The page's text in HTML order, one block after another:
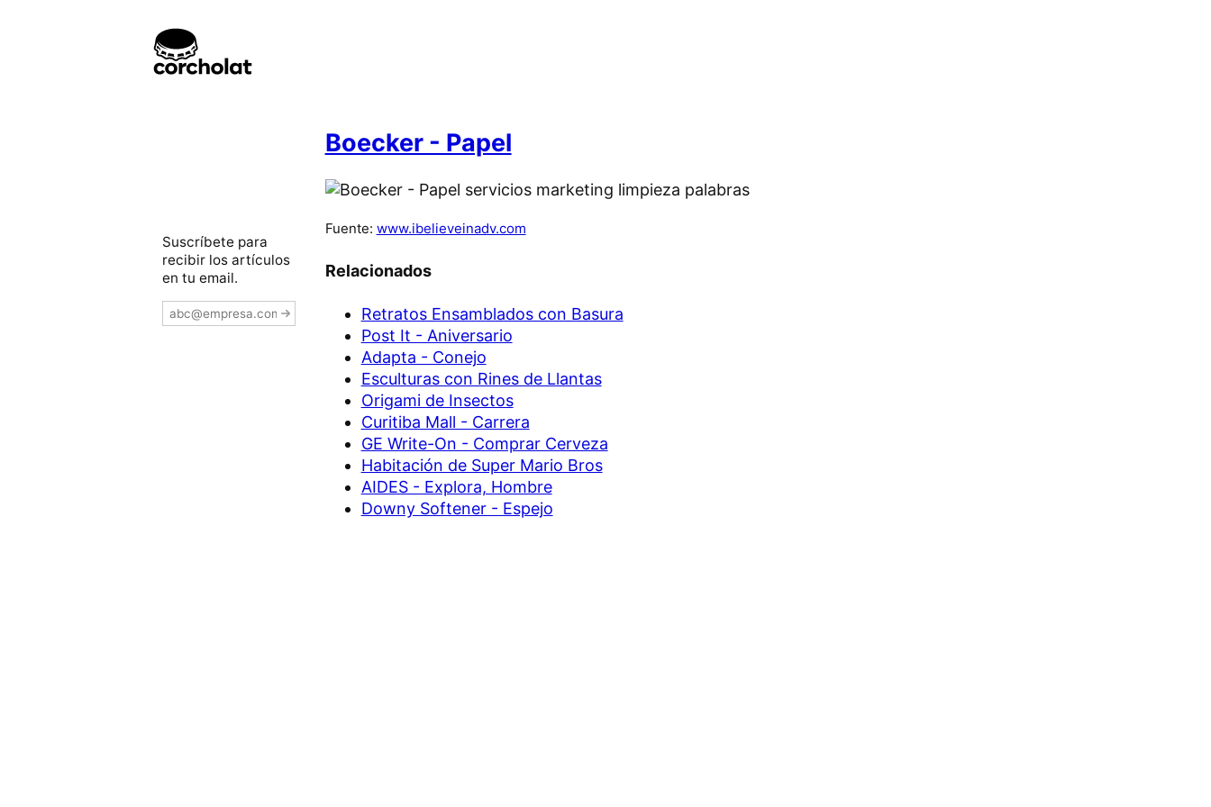
Boecker - Papel
Fuente: www.ibelieveinadv.com
Relacionados
Retratos Ensamblados con Basura
Post It - Aniversario
Adapta - Conejo
Esculturas con Rines de Llantas
Origami de Insectos
Curitiba Mall - Carrera
GE Write-On - Comprar Cerveza
Habitación de Super Mario Bros
AIDES - Explora, Hombre
Downy Softener - Espejo
Suscríbete para
recibir los artículos
en tu email.